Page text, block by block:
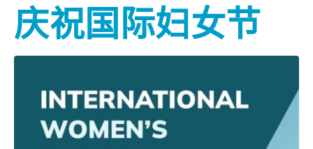
庆祝国际妇女节